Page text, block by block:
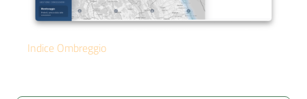
Indice Ombreggio